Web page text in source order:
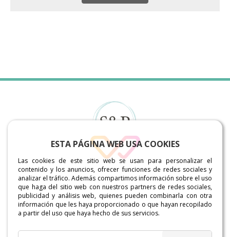
ESTA PÁGINA WEB USA COOKIES
Las cookies de este sitio web se usan para personalizar el
contenido y los anuncios, ofrecer funciones de redes sociales y
analizar el tráfico. Además compartimos información sobre el uso
que haga del sitio web con nuestros partners de redes sociales,
publicidad y análisis web, quienes pueden combinarla con otra
información que les haya proporcionado o que hayan recopilado
a partir del uso que haya hecho de sus servicios.
Sabemos de antemano que la oferta de asesorías
online es amplia y porque queremos demostrarte que
nuestra opción es la mejor te invitamos a recorrer
nuestra página y descubras todo lo que podemos